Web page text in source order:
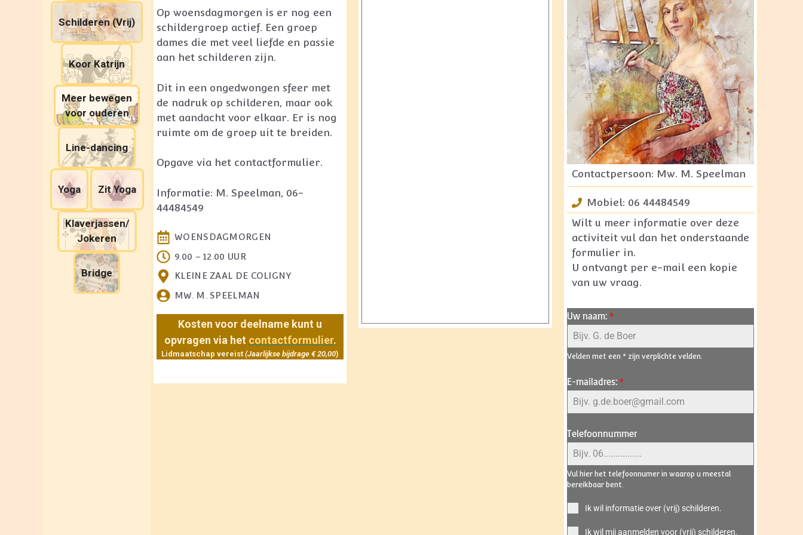
Op woensdagmorgen is er nog een
schildergroep actief. Een groep
dames die met veel liefde en passie
aan het schilderen zijn.
Dit in een ongedwongen sfeer met
de nadruk op schilderen, maar ook
met aandacht voor elkaar. Er is nog
ruimte om de groep uit te breiden.
Opgave via het contactformulier.
Informatie: M. Speelman, 06-
44484549
WOENSDAGMORGEN
9.00 – 12.00 UUR
KLEINE ZAAL DE COLIGNY
MW. M. SPEELMAN
Kosten voor deelname kunt u
opvragen via het contactformulier.
Lidmaatschap vereist (Jaarlijkse bijdrage € 20,00)
Contactpersoon: Mw. M. Speelman
Mobiel: 06 44484549
Wilt u meer informatie over deze
activiteit vul dan het onderstaande
formulier in.
U ontvangt per e-mail een kopie
van uw vraag.
Uw naam: *
Velden met een * zijn verplichte velden.
E-mailadres: *
Telefoonnummer
Vul hier het telefoonnumer in waarop u meestal
bereikbaar bent.
Ik wil informatie over (vrij) schilderen.
Ik wil mij aanmelden voor (vrij) schilderen.
Schilderen (Vrij)
Koor Katrijn
Meer bewegen
voor ouderen
Line-dancing
Yoga Zit Yoga
Klaverjassen/
Jokeren
Bridge